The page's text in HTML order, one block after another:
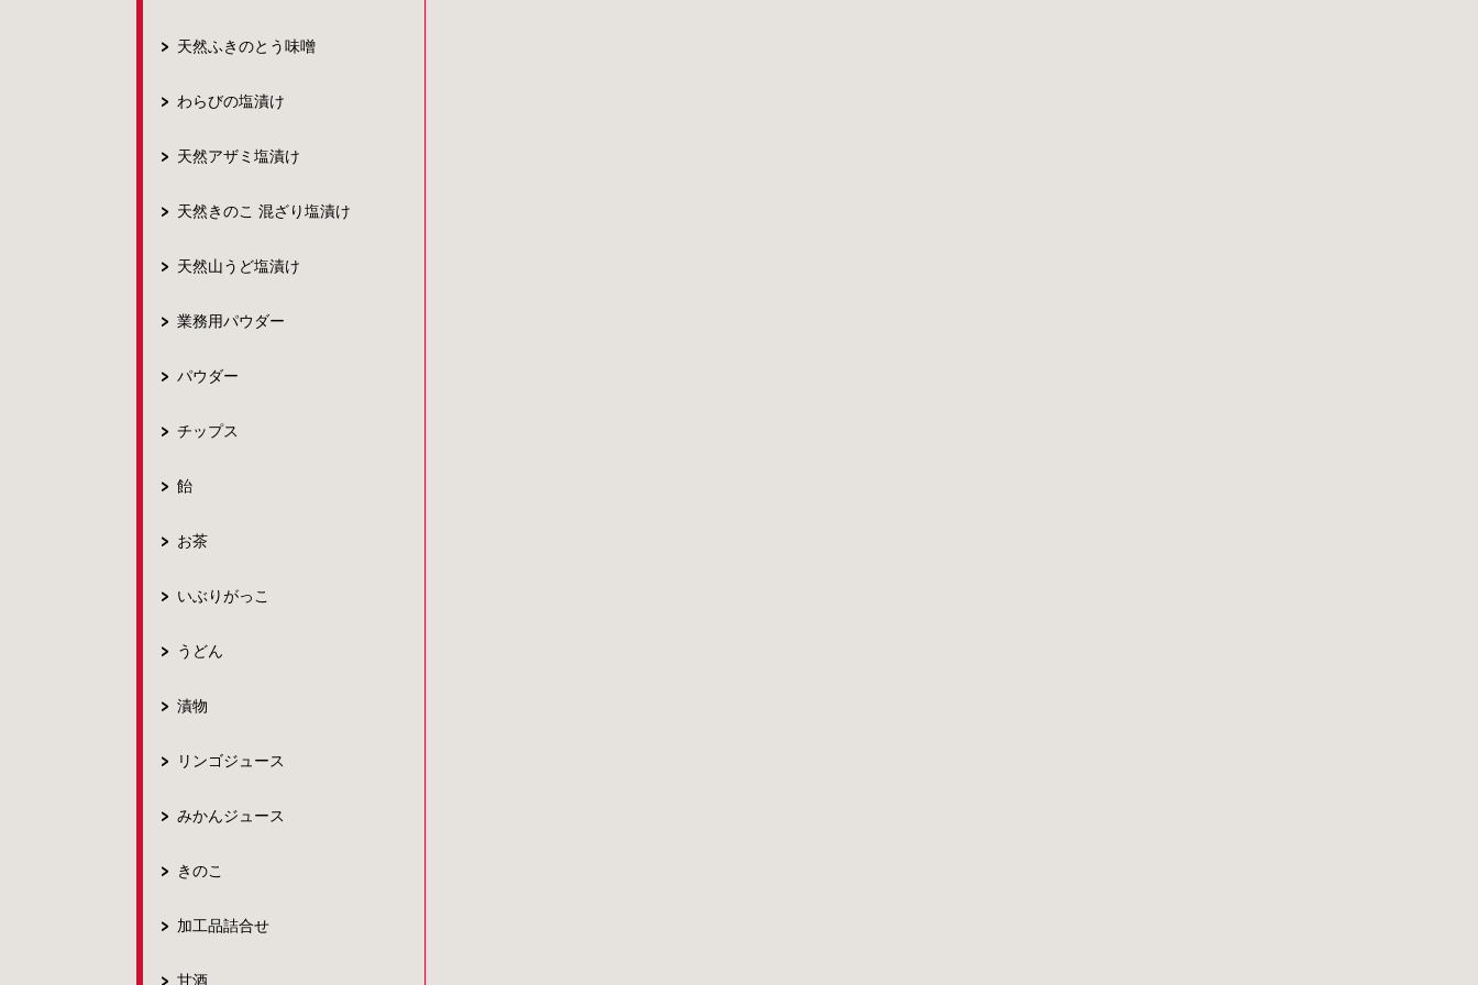
天然ふきのとう味噌
わらびの塩漬け
天然アザミ塩漬け
天然きのこ 混ざり塩漬け
天然山うど塩漬け
業務用パウダー
パウダー
チップス
飴
お茶
いぶりがっこ
うどん
漬物
リンゴジュース
みかんジュース
きのこ
加工品詰合せ
甘酒